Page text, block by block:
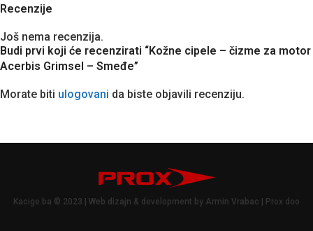
Recenzije
Još nema recenzija.
Budi prvi koji će recenzirati “Kožne cipele – čizme za motor
Acerbis Grimsel – Smeđe”
Morate biti ulogovani da biste objavili recenziju.
Kacige.ba © 2023 | Web dizajn & development by Armin Vrabac | Prox doo